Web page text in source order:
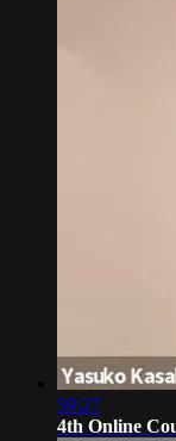
59:27
4th Online